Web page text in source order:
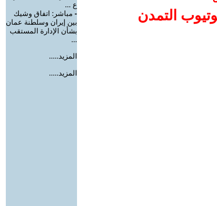
التمدن
ع ...
- مباشر: اتفاق وشيك
بين إيران وسلطنة عمان
بشأن الإدارة المستقب
...
المزيد.....
المزيد.....